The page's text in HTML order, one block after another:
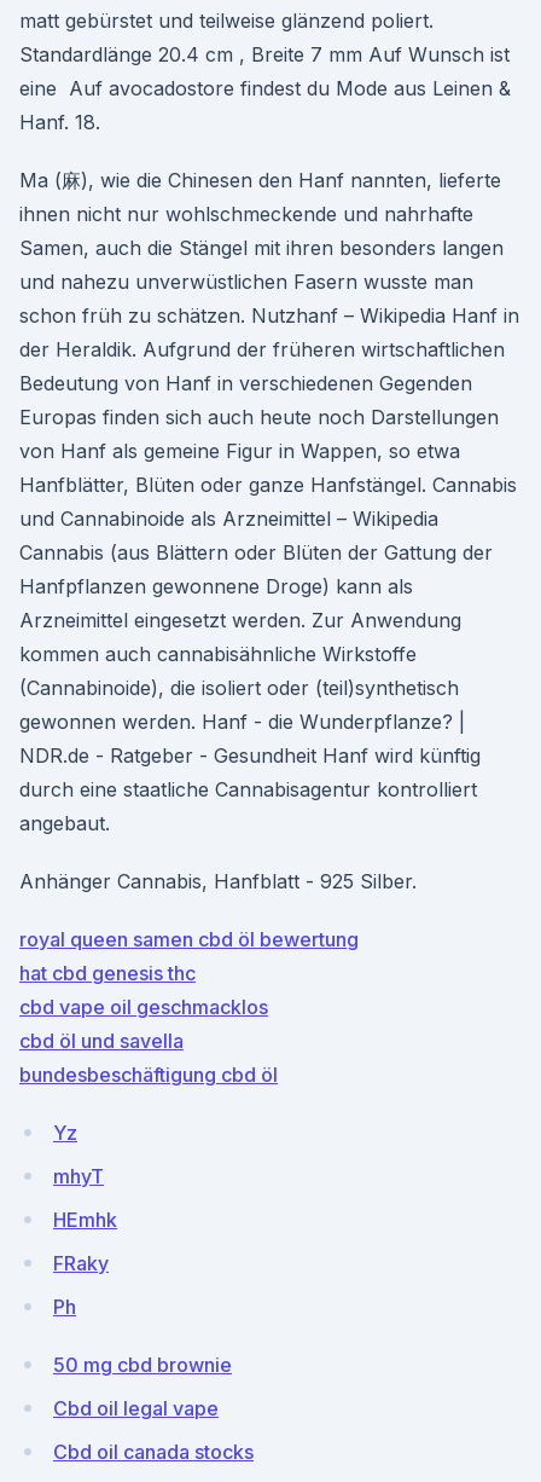
matt gebürstet und teilweise glänzend poliert.
Standardlänge 20.4 cm , Breite 7 mm Auf Wunsch ist
eine Auf avocadostore findest du Mode aus Leinen &
Hanf. 18.
Ma (麻), wie die Chinesen den Hanf nannten, lieferte
ihnen nicht nur wohlschmeckende und nahrhafte
Samen, auch die Stängel mit ihren besonders langen
und nahezu unverwüstlichen Fasern wusste man
schon früh zu schätzen. Nutzhanf – Wikipedia Hanf in
der Heraldik. Aufgrund der früheren wirtschaftlichen
Bedeutung von Hanf in verschiedenen Gegenden
Europas finden sich auch heute noch Darstellungen
von Hanf als gemeine Figur in Wappen, so etwa
Hanfblätter, Blüten oder ganze Hanfstängel. Cannabis
und Cannabinoide als Arzneimittel – Wikipedia
Cannabis (aus Blättern oder Blüten der Gattung der
Hanfpflanzen gewonnene Droge) kann als
Arzneimittel eingesetzt werden. Zur Anwendung
kommen auch cannabisähnliche Wirkstoffe
(Cannabinoide), die isoliert oder (teil)synthetisch
gewonnen werden. Hanf - die Wunderpflanze? |
NDR.de - Ratgeber - Gesundheit Hanf wird künftig
durch eine staatliche Cannabisagentur kontrolliert
angebaut.
Anhänger Cannabis, Hanfblatt - 925 Silber.
royal queen samen cbd öl bewertung
hat cbd genesis thc
cbd vape oil geschmacklos
cbd öl und savella
bundesbeschäftigung cbd öl
Yz
mhyT
HEmhk
FRaky
Ph
50 mg cbd brownie
Cbd oil legal vape
Cbd oil canada stocks